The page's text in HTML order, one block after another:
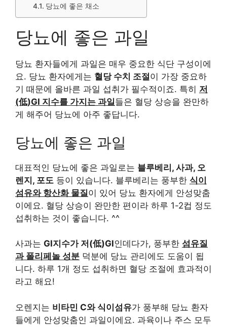
당뇨에 좋은 채소
당뇨에 좋은 과일
당뇨 환자들에게 과일은 매우 중요한 식단 구성이에
요. 당뇨 환자에게는 혈당 수치 조절이 가장 중요하
기 때문에 올바른 과일 섭취가 필수적이죠. 특히 저
(低)GI 지수를 가지는 과일들은 혈당 상승을 완만하
게 해주어 당뇨에 아주 좋답니다.
당뇨에 좋은 과일
대표적인 당뇨에 좋은 과일로는 블루베리, 사과, 오
렌지, 포도 등이 있습니다. 블루베리는 풍부한 식이
섬유와 항산화 물질이 있어 당뇨 환자에게 안성맞춤
이에요. 혈당 상승이 완만한 편이라 하루 1-2컵 정도
섭취하는 것이 좋습니다. ^^
사과는 GI지수가 저(低)GI인데다가, 풍부한 섬유질
과 폴리페놀 성분 덕분에 당뇨 관리에도 도움이 됩
니다. 하루 1개 정도 섭취하면 혈당 조절에 효과적이
라고 해요!
오렌지는 비타민 C와 식이섬유가 풍부해 당뇨 환자
들에게 안성맞춤인 과일이에요. 과육이나 주스 모두